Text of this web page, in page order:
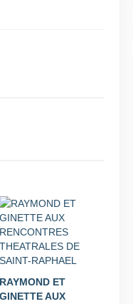
RAYMOND ET
GINETTE AUX